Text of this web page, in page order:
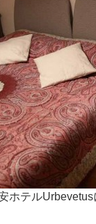
ホテルUrbevetus